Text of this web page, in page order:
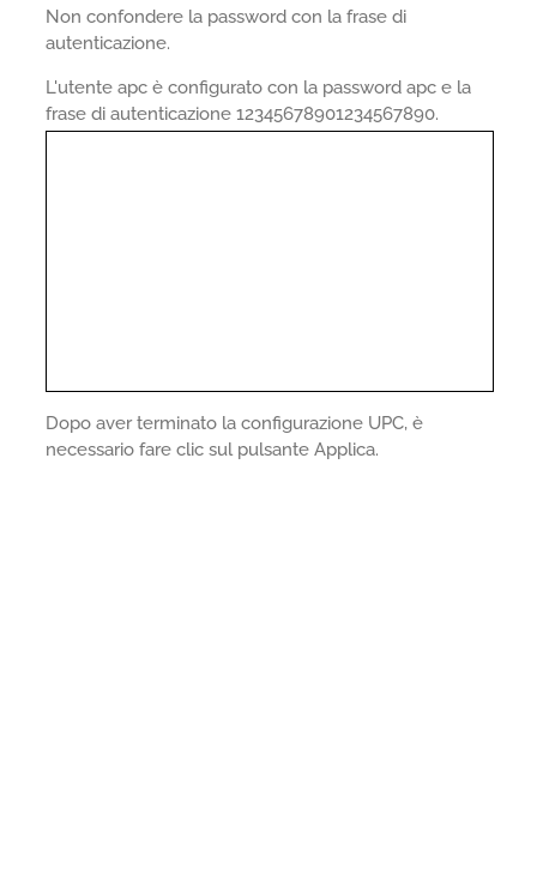
Non confondere la password con la frase di
autenticazione.
L'utente apc è configurato con la password apc e la
frase di autenticazione 12345678901234567890.
Dopo aver terminato la configurazione UPC, è
necessario fare clic sul pulsante Applica.